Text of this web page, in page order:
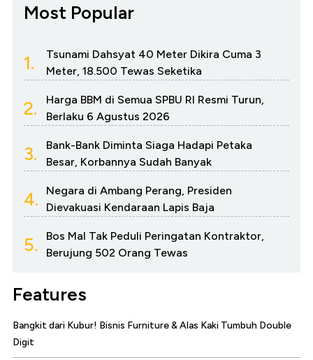
Most Popular
1.
Tsunami Dahsyat 40 Meter Dikira Cuma 3
Meter, 18.500 Tewas Seketika
2.
Harga BBM di Semua SPBU RI Resmi Turun,
Berlaku 6 Agustus 2026
3.
Bank-Bank Diminta Siaga Hadapi Petaka
Besar, Korbannya Sudah Banyak
4.
Negara di Ambang Perang, Presiden
Dievakuasi Kendaraan Lapis Baja
5.
Bos Mal Tak Peduli Peringatan Kontraktor,
Berujung 502 Orang Tewas
Features
Bangkit dari Kubur! Bisnis Furniture & Alas Kaki Tumbuh Double
Digit